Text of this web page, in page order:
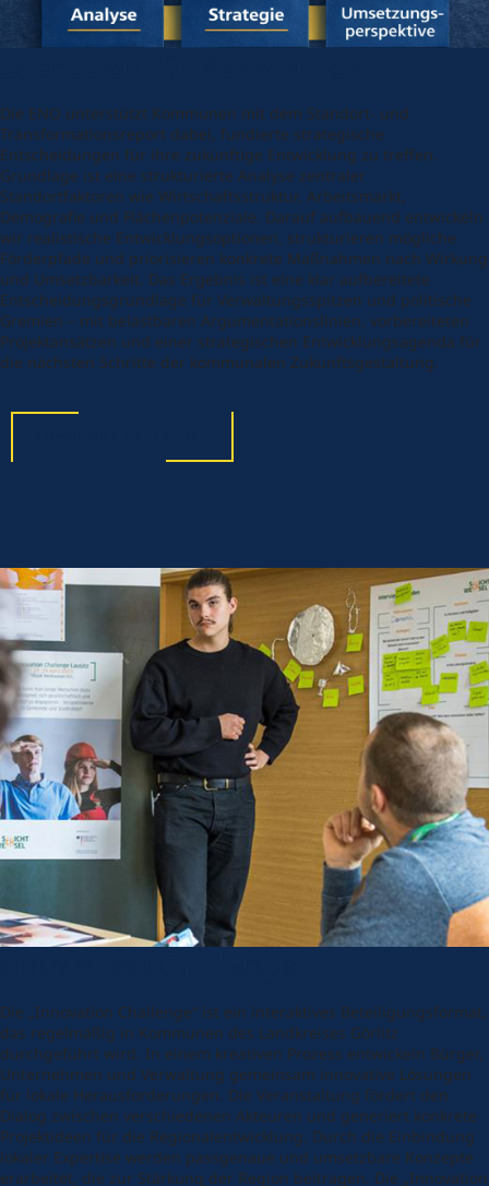
Die ENO unterstützt Kommunen mit dem Standort- und
Transformationsreport dabei, fundierte strategische
Entscheidungen für ihre zukünftige Entwicklung zu treffen.
Grundlage ist eine strukturierte Analyse zentraler
Standortfaktoren wie Wirtschaftsstruktur, Arbeitsmarkt,
Demografie und Flächenpotenziale. Darauf aufbauend entwickeln
wir realistische Entwicklungsoptionen, strukturieren mögliche
Förderpfade und priorisieren konkrete Maßnahmen nach Wirkung
und Umsetzbarkeit. Das Ergebnis ist eine klar aufbereitete
Entscheidungsgrundlage für Verwaltungsspitzen und politische
Gremien – mit belastbaren Argumentationslinien, vorbereiteten
Projektansätzen und einer strategischen Entwicklungsagenda für
die nächsten Schritte der kommunalen Zukunftsgestaltung.
Die „Innovation Challenge“ ist ein interaktives Beteiligungsformat,
das regelmäßig in Kommunen des Landkreises Görlitz
durchgeführt wird. In einem kreativen Prozess entwickeln Bürger,
Unternehmen und Verwaltung gemeinsam innovative Lösungen
für lokale Herausforderungen. Die Veranstaltung fördert den
Dialog zwischen verschiedenen Akteuren und generiert konkrete
Projektideen für die Regionalentwicklung. Durch die Einbindung
lokaler Expertise werden passgenaue und umsetzbare Konzepte
erarbeitet, die zur Stärkung der Region beitragen. Die „Innovation